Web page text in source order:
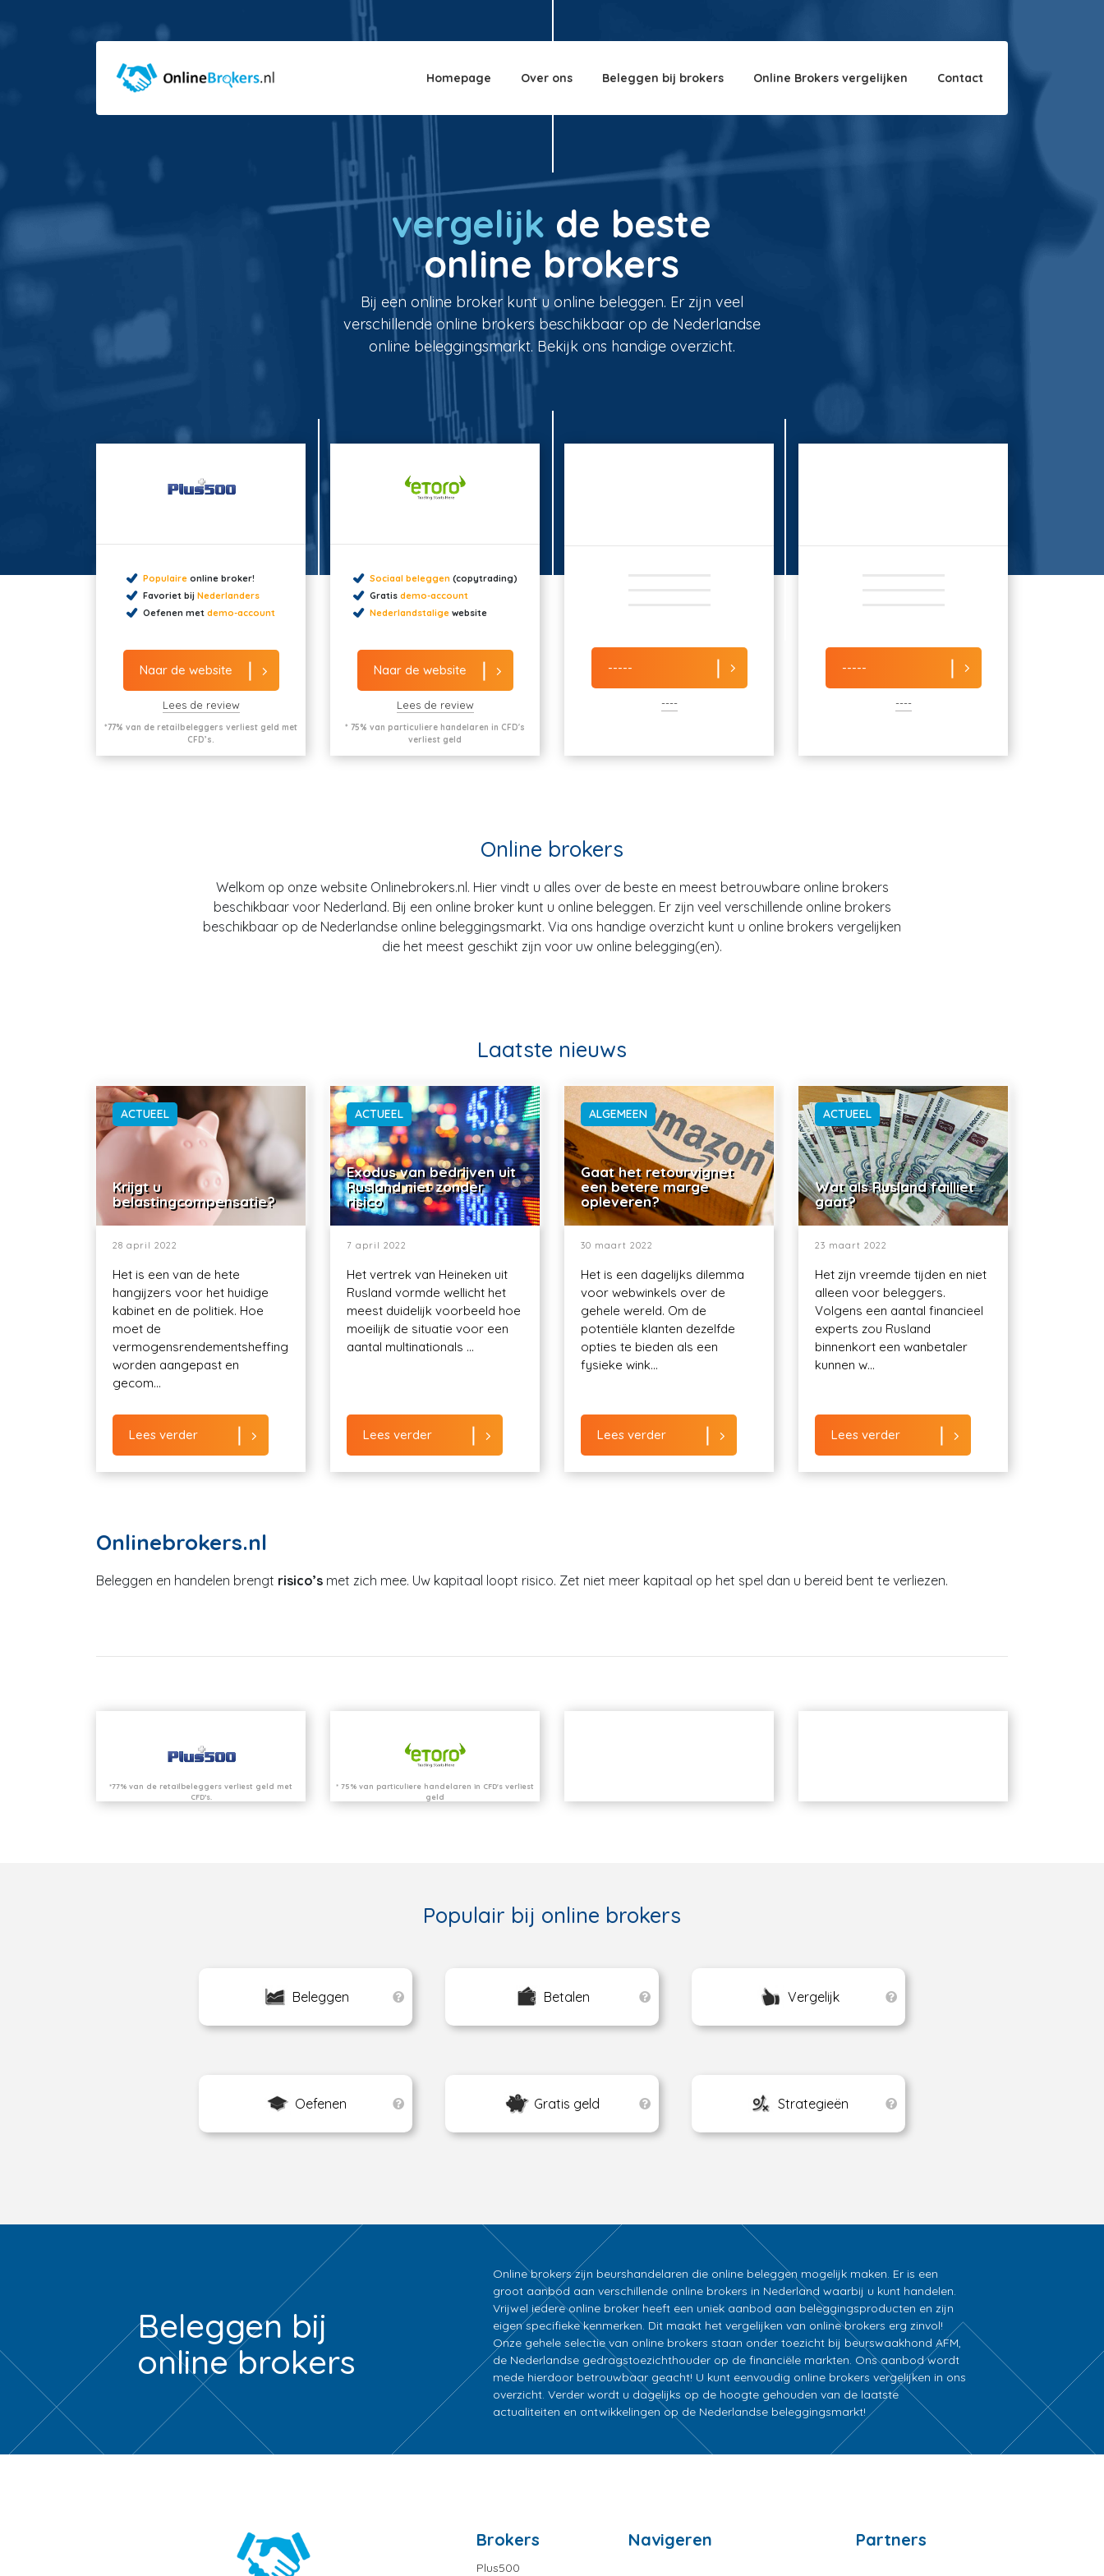
Homepage Over ons Beleggen bij brokers Online Brokers vergelijken Contact
vergelijk de beste
online brokers
Bij een online broker kunt u online beleggen. Er zijn veel
verschillende online brokers beschikbaar op de Nederlandse
online beleggingsmarkt. Bekijk ons handige overzicht.
Populaire online broker!
Favoriet bij Nederlanders
Oefenen met demo-account
Naar de website
Lees de review
*77% van de retailbeleggers verliest geld met
CFD’s.
Sociaal beleggen (copytrading)
Gratis demo-account
Nederlandstaligewebsite
Naar de website
Lees de review
* 75% van particuliere handelaren in CFD's
verliest geld
-----
----
-----
----
Online brokers
Welkom op onze website Onlinebrokers.nl. Hier vindt u alles over de beste en meest betrouwbare online brokers
beschikbaar voor Nederland. Bij een online broker kunt u online beleggen. Er zijn veel verschillende online brokers
beschikbaar op de Nederlandse online beleggingsmarkt. Via ons handige overzicht kunt u online brokers vergelijken
die het meest geschikt zijn voor uw online belegging(en).
Laatste nieuws
ACTUEEL
Krijgt u
belastingcompensatie?
28 april 2022
Het is een van de hete
hangijzers voor het huidige
kabinet en de politiek. Hoe
moet de
vermogensrendementsheffing
worden aangepast en
gecom...
Lees verder
ACTUEEL
Exodus van bedrijven uit
Rusland niet zonder
risico
7 april 2022
Het vertrek van Heineken uit
Rusland vormde wellicht het
meest duidelijk voorbeeld hoe
moeilijk de situatie voor een
aantal multinationals ...
Lees verder
ALGEMEEN
Gaat het retourvignet
een betere marge
opleveren?
30 maart 2022
Het is een dagelijks dilemma
voor webwinkels over de
gehele wereld. Om de
potentiële klanten dezelfde
opties te bieden als een
fysieke wink...
Lees verder
ACTUEEL
Wat als Rusland failliet
gaat?
23 maart 2022
Het zijn vreemde tijden en niet
alleen voor beleggers.
Volgens een aantal financieel
experts zou Rusland
binnenkort een wanbetaler
kunnen w...
Lees verder
Onlinebrokers.nl
Beleggen en handelen brengt risico’s met zich mee. Uw kapitaal loopt risico. Zet niet meer kapitaal op het spel dan u bereid bent te verliezen.
*77% van de retailbeleggers verliest geld met
CFD’s.
* 75% van particuliere handelaren in CFD's verliest
geld
Populair bij online brokers
Beleggen Betalen Vergelijk
Oefenen Gratis geld Strategieën
Beleggen bij
online brokers
Online brokers zijn beurshandelaren die online beleggen mogelijk maken. Er is een
groot aanbod aan verschillende online brokers in Nederland waarbij u kunt handelen.
Vrijwel iedere online broker heeft een uniek aanbod aan beleggingsproducten en zijn
eigen specifieke kenmerken. Dit maakt het vergelijken van online brokers erg zinvol!
Onze gehele selectie van online brokers staan onder toezicht bij beurswaakhond AFM,
de Nederlandse gedragstoezichthouder op de financiële markten. Ons aanbod wordt
mede hierdoor betrouwbaar geacht! U kunt eenvoudig online brokers vergelijken in ons
overzicht. Verder wordt u dagelijks op de hoogte gehouden van de laatste
actualiteiten en ontwikkelingen op de Nederlandse beleggingsmarkt!
Brokers
Plus500
Navigeren Partners